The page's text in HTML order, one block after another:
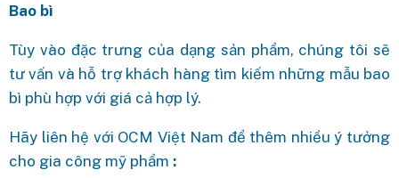
Bao bì
Tùy vào đặc trưng của dạng sản phẩm, chúng tôi sẽ
tư vấn và hỗ trợ khách hàng tìm kiếm những mẫu bao
bì phù hợp với giá cả hợp lý.
Hãy liên hệ với OCM Việt Nam để thêm nhiều ý tưởng
cho gia công mỹ phẩm :